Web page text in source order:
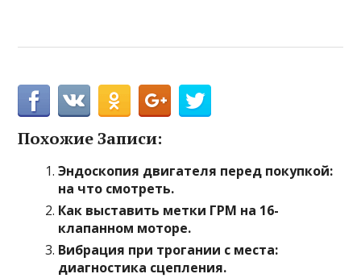
Похожие Записи:
Эндоскопия двигателя перед покупкой:
на что смотреть.
Как выставить метки ГРМ на 16-
клапанном моторе.
Вибрация при трогании с места:
диагностика сцепления.